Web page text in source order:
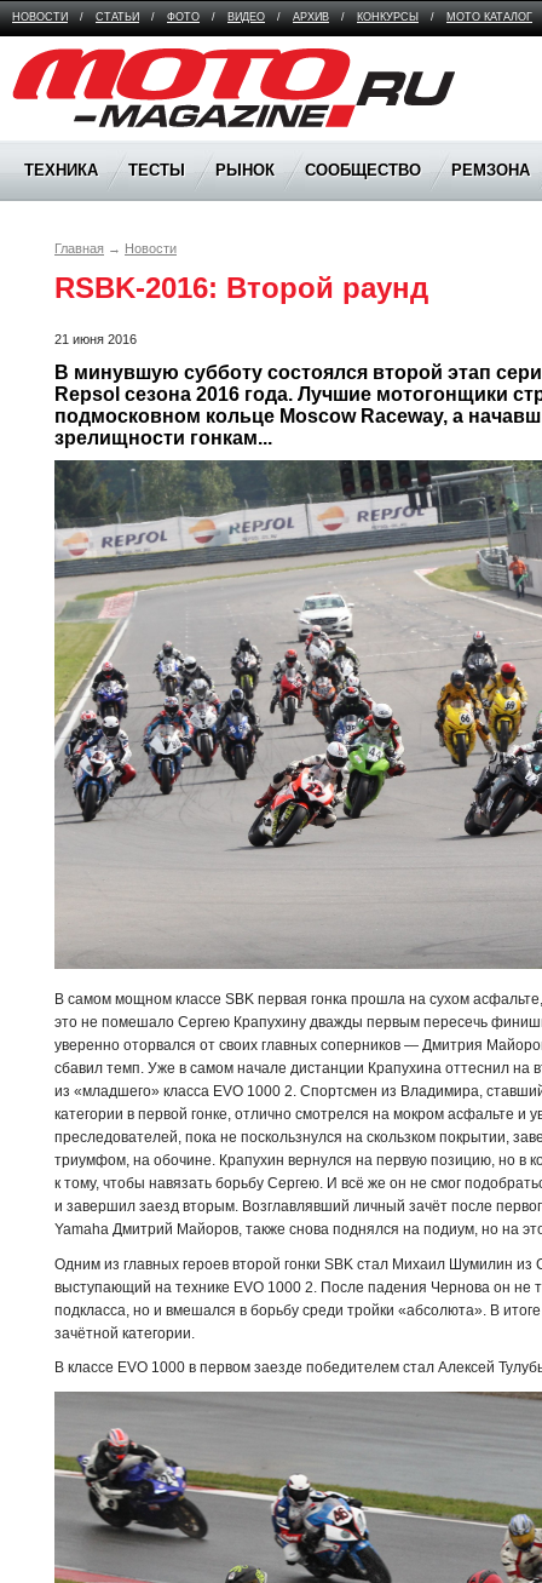
НОВОСТИ / СТАТЬИ / ФОТО / ВИДЕО / АРХИВ / КОНКУРСЫ / МОТО КАТАЛОГ
Moto Magazine
ТЕХНИКА ТЕСТЫ РЫНОК СООБЩЕСТВО РЕМЗОНА
Главная → Новости
RSBK-2016: Второй раунд
21 июня 2016
В минувшую субботу состоялся второй этап
Repsol сезона 2016 года. Лучшие мотогонщики
подмосковном кольце Moscow Raceway, а
зрелищности гонкам...
В самом мощном классе SBK первая гонка прошла на сухом
это не помешало Сергею Крапухину дважды первым пересечь
уверенно оторвался от своих главных соперников — Дмитрия
сбавил темп. Уже в самом начале дистанции Крапухина оттеснил
из «младшего» класса EVO 1000 2. Спортсмен из Владимира,
категории в первой гонке, отлично смотрелся на мокром асфальте и
преследователей, пока не поскользнулся на скользком покрытии,
триумфом, на обочине. Крапухин вернулся на первую позицию, но в
к тому, чтобы навязать борьбу Сергею. И всё же он не смог
и завершил заезд вторым. Возглавлявший личный зачёт после
Yamaha Дмитрий Майоров, также снова поднялся на подиум, но на
Одним из главных героев второй гонки SBK стал Михаил Шумилин из
выступающий на технике EVO 1000 2. После падения Чернова он не
подкласса, но и вмешался в борьбу среди тройки «абсолюта». В
зачётной категории.
В классе EVO 1000 в первом заезде победителем стал Алексей